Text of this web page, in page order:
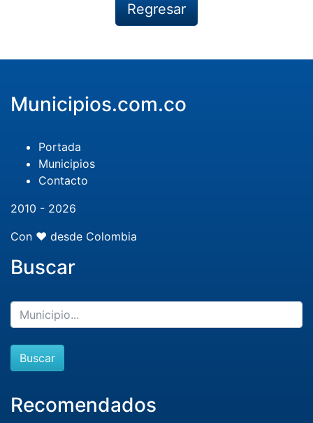
Regresar
Municipios.com.co
Portada
Municipios
Contacto
2010 - 2026
Con ❤️ desde Colombia
Buscar
Buscar
Recomendados